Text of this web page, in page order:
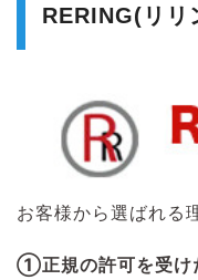
RERING(リリ
お客様から選ばれる
①正規の許可を受け